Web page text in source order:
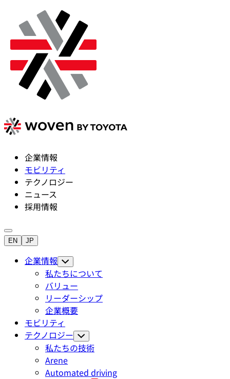
企業情報
モビリティ
テクノロジー
ニュース
採用情報
EN JP
企業情報
私たちについて
バリュー
リーダーシップ
企業概要
モビリティ
テクノロジー
私たちの技術
Arene
Automated driving